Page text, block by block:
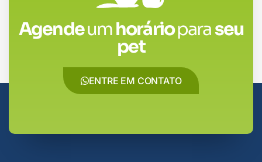
Agendeumhorárioparaseu
pet
ENTRE EM CONTATO